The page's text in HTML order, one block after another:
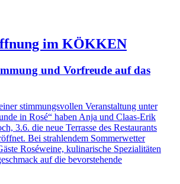
im KÖKKEN
und Vorfreude auf das
stimmungsvollen Veranstaltung unter
in Rosé“ haben Anja und Claas-Erik
3.6. die neue Terrasse des Restaurants
Bei strahlendem Sommerwetter
Roséweine, kulinarische Spezialitäten
auf die bevorstehende